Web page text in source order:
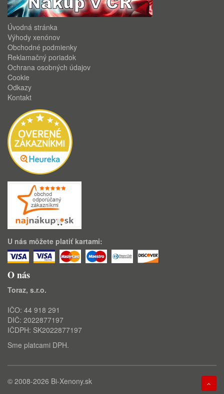
Úvodná stránka
Výhody xenónov
Obchodné podmienky
Reklamačný poriadok
Ochrana osobných údajov
Cookie
Odkazy
Kontakt
U nás môžete platiť kartami:
O nás
Toraz, s.r.o.
IČO: 44 918 291
DIČ: 2022877197
IČDPH: SK2022877197
Sme platcami DPH.
© 2008-2026 Bi-Xenony.sk